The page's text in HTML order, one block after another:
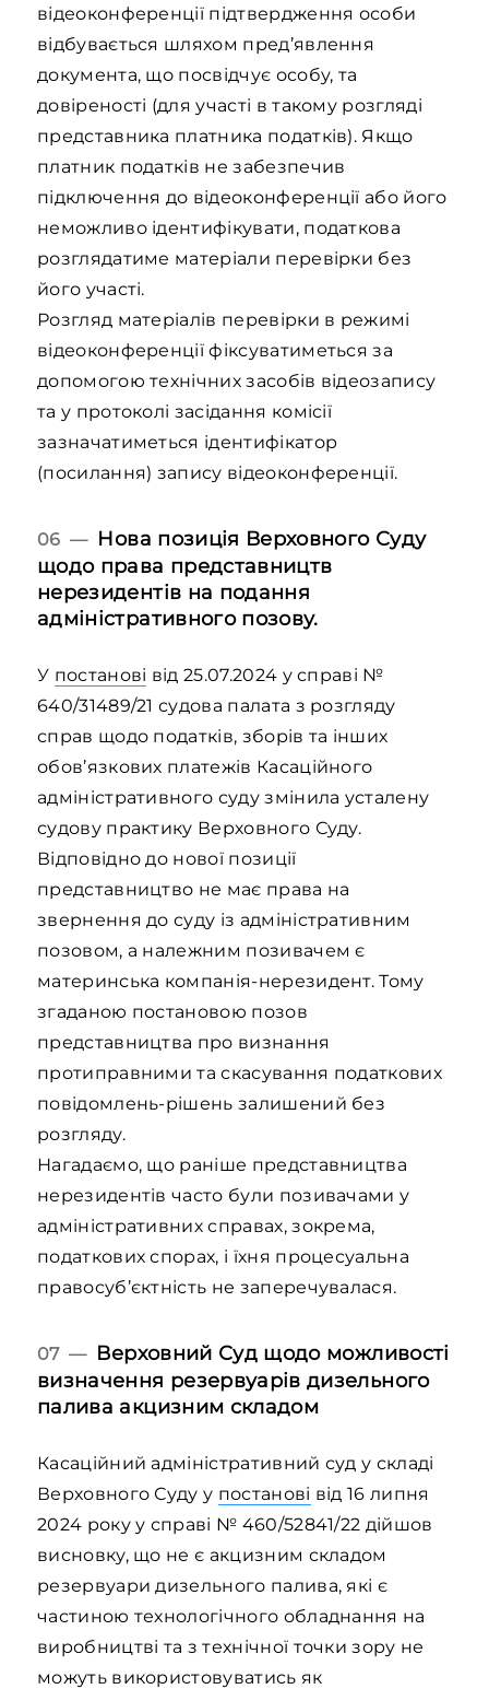
відеоконференції підтвердження особи
відбувається шляхом пред’явлення
документа, що посвідчує особу, та
довіреності (для участі в такому розгляді
представника платника податків). Якщо
платник податків не забезпечив
підключення до відеоконференції або його
неможливо ідентифікувати, податкова
розглядатиме матеріали перевірки без
його участі.
Розгляд матеріалів перевірки в режимі
відеоконференції фіксуватиметься за
допомогою технічних засобів відеозапису
та у протоколі засідання комісії
зазначатиметься ідентифікатор
(посилання) запису відеоконференції.
06 — Нова позиція Верховного Суду
щодо права представництв
нерезидентів на подання
адміністративного позову.
У постанові від 25.07.2024 у справі №
640/31489/21 судова палата з розгляду
справ щодо податків, зборів та інших
обов’язкових платежів Касаційного
адміністративного суду змінила усталену
судову практику Верховного Суду.
Відповідно до нової позиції
представництво не має права на
звернення до суду із адміністративним
позовом, а належним позивачем є
материнська компанія-нерезидент. Тому
згаданою постановою позов
представництва про визнання
протиправними та скасування податкових
повідомлень-рішень залишений без
розгляду.
Нагадаємо, що раніше представництва
нерезидентів часто були позивачами у
адміністративних справах, зокрема,
податкових спорах, і їхня процесуальна
правосуб’єктність не заперечувалася.
07 — Верховний Суд щодо можливості
визначення резервуарів дизельного
палива акцизним складом
Касаційний адміністративний суд у складі
Верховного Суду у постанові від 16 липня
2024 року у справі № 460/52841/22 дійшов
висновку, що не є акцизним складом
резервуари дизельного палива, які є
частиною технологічного обладнання на
виробництві та з технічної точки зору не
можуть використовуватись як